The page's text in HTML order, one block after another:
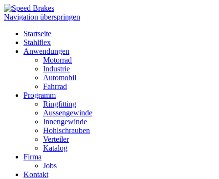
Navigation überspringen
Startseite
Stahlflex
Anwendungen
Motorrad
Industrie
Automobil
Fahrrad
Programm
Ringfitting
Aussengewinde
Innengewinde
Hohlschrauben
Verteiler
Katalog
Firma
Jobs
Kontakt